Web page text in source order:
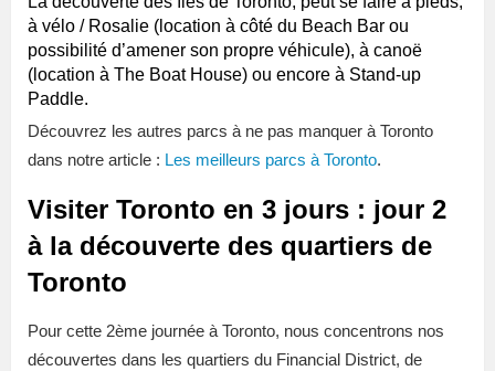
à vélo / Rosalie (location à côté du Beach Bar ou
possibilité d’amener son propre véhicule), à canoë
(location à The Boat House) ou encore à Stand-up
Paddle.
Découvrez les autres parcs à ne pas manquer à Toronto
dans notre article : Les meilleurs parcs à Toronto.
Visiter Toronto en 3 jours : jour 2
à la découverte des quartiers de
Toronto
Pour cette 2ème journée à Toronto, nous concentrons nos
découvertes dans les quartiers du Financial District, de